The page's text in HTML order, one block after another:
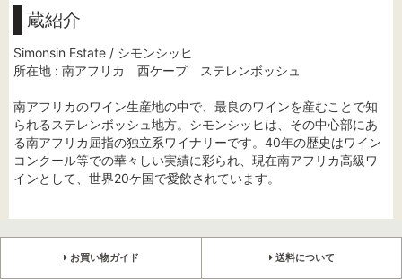
蔵紹介
Simonsin Estate / シモンシッヒ
所在地 : 南アフリカ 西ケープ ステレンボッシュ
南アフリカのワイン生産地の中で、最良のワインを産むことで知
られるステレンボッシュ地方。シモンシッヒは、その中心部にあ
る南アフリカ屈指の独立系ワイナリーです。40年の歴史はワイン
コンクール等での華々しい実績に彩られ、現在南アフリカ高級ワ
インとして、世界20ケ国で愛飲されています。
お買い物ガイド 送料について